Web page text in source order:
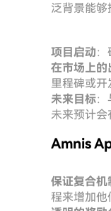
泛背景能够
项目启动：
在市场上的
里程碑或开
未来目标：
未来预计会
Amnis
保证复合机
程来增加他